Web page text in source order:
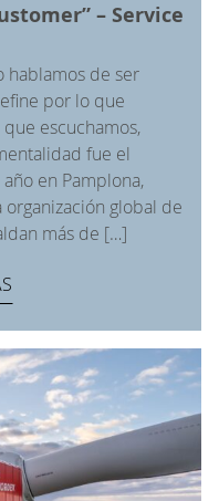
– Service
hablamos de ser
por lo que
escuchamos,
fue el
en Pamplona,
global de
más de […]